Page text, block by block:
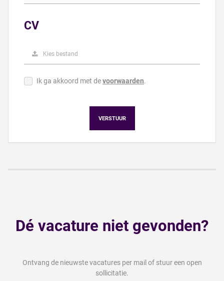
CV
Kies bestand
Ik ga akkoord met devoorwaarden.
VERSTUUR
Dé vacature niet gevonden?
Ontvang de nieuwste vacatures per mail of stuur een open
sollicitatie.